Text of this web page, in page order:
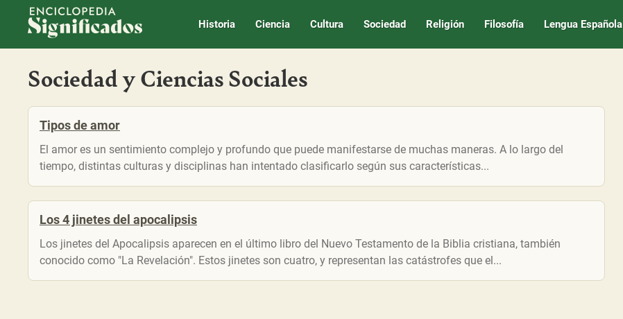
Enciclopedia Significados
Historia Ciencia Cultura Sociedad Religión Filosofía Lengua Española
Sociedad y Ciencias Sociales
Tipos de amor
El amor es un sentimiento complejo y profundo que puede manifestarse de muchas maneras. A lo largo del
tiempo, distintas culturas y disciplinas han intentado clasificarlo según sus características...
Los 4 jinetes del apocalipsis
Los jinetes del Apocalipsis aparecen en el último libro del Nuevo Testamento de la Biblia cristiana, también
conocido como "La Revelación". Estos jinetes son cuatro, y representan las catástrofes que el...